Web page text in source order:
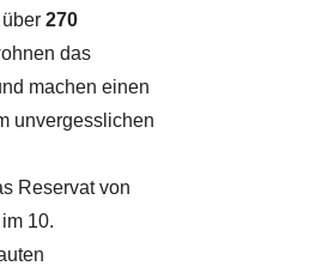
270
das
machen einen
unvergesslichen
Reservat von
10.